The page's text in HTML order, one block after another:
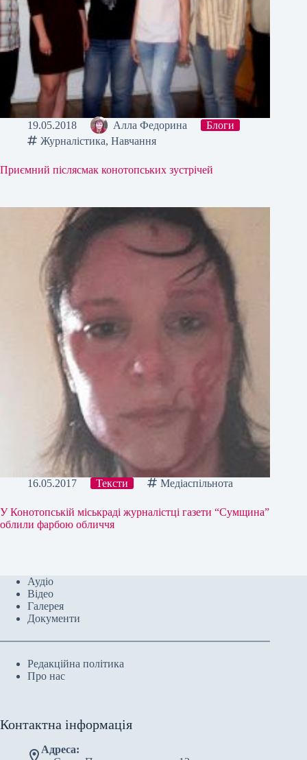
19.05.2018 Алла Федорина
Блоги
Журналістика, Навчання
Приємний післясмак конотопських зустрічей
16.05.2017 Тексти Медіаспільнота
У Конотопській міськраді журналістці газети “Сумщина”
облили фарбою обличчя
Аудіо
Відео
Галерея
Документи
Редакційна політика
Про нас
Контактна інформація
Адреса: